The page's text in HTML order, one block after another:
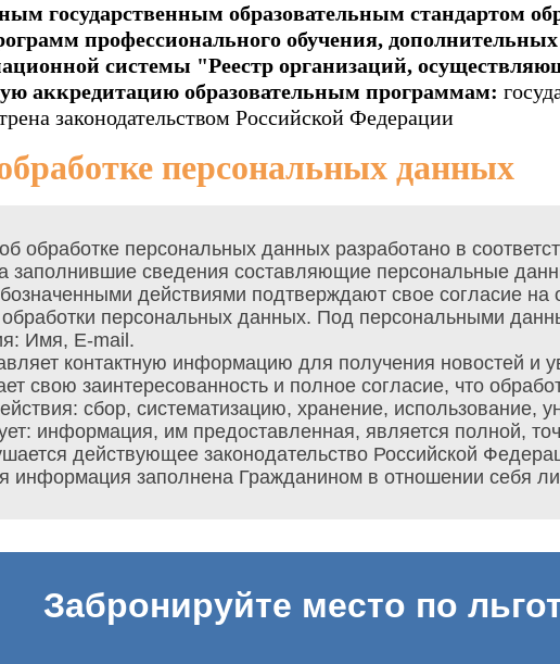
государственным образовательным стандартом
профессионального обучения,
системы "Реестр организаций,
аккредитацию образовательным программам:
законодательством Российской Федерации
персональных данных
обработке персональных данных разработано в
заполнившие сведения составляющие персональные
действиями подтверждают свое согласие на
обработки персональных данных. Под персональными
Имя, E-mail.
контактную информацию для получения новостей
свою заинтересованность и полное согласие, что
сбор, систематизацию, хранение, использование,
информация, им предоставленная, является полной,
действующее законодательство Российской
информация заполнена Гражданином в отношении себя
Забронируйте место по